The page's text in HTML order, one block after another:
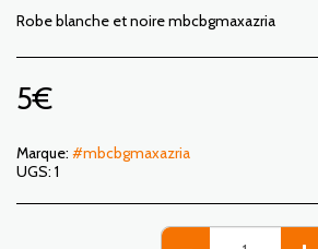
Robe blanche et noire mbcbgmaxazria
5€
Marque: #mbcbgmaxazria
UGS: 1